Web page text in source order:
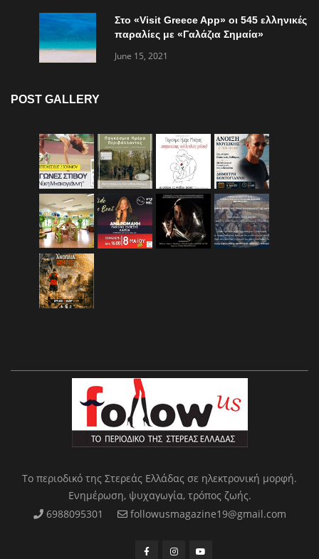
Στο «Visit Greece App» οι 545 ελληνικές
παραλίες με «Γαλάζια Σημαία»
June 15, 2021
POST GALLERY
Το περιοδικό της Στερεάς Ελλάδας σε ηλεκτρονική μορφή.
Ενημέρωση, ψυχαγωγία, τρόπος ζωής.
6988095301
followusmagazine19@gmail.com